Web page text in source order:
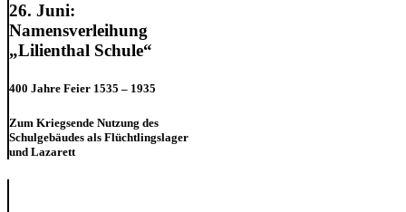
26. Juni:
Namensverleihung
„Lilienthal Schule“
400 Jahre Feier 1535 – 1935
Zum Kriegsende Nutzung des
Schulgebäudes als Flüchtlingslager
und Lazarett